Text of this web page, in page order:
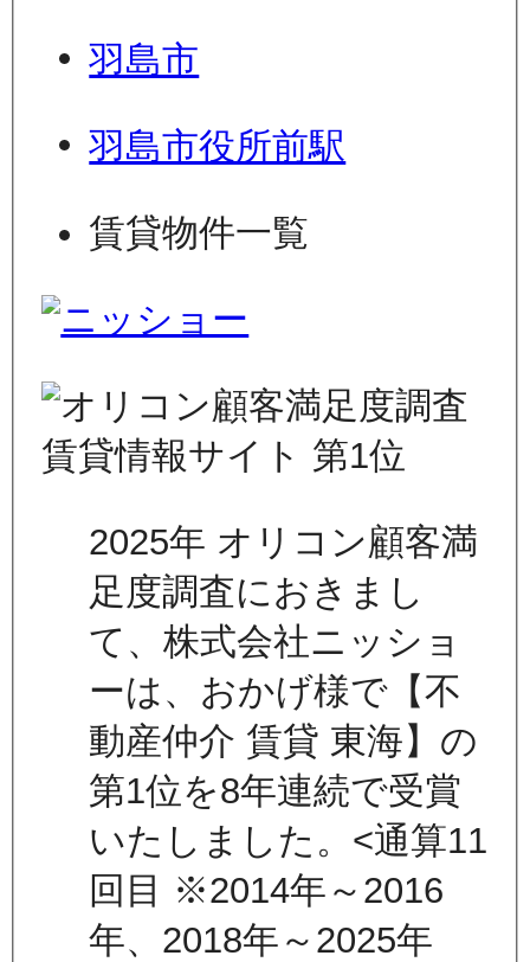
羽島市
羽島市役所前駅
賃貸物件一覧
2025年 オリコン顧客満
足度調査におきまし
て、株式会社ニッショ
ーは、おかげ様で【不
動産仲介 賃貸 東海】の
第1位を8年連続で受賞
いたしました。<通算11
回目 ※2014年～2016
年、2018年～2025年